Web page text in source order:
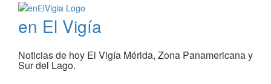
en El Vigía
Noticias de hoy El Vigía Mérida, Zona Panamericana y
Sur del Lago.